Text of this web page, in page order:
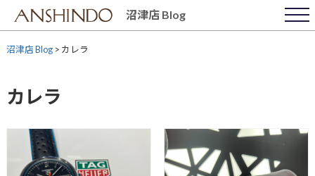
content
沼津店 Blog
沼津店 Blog> カレラ
カレラ